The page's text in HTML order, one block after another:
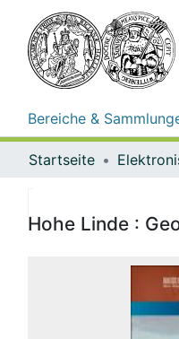
Bereiche &
Startseite
Hohe Linde :